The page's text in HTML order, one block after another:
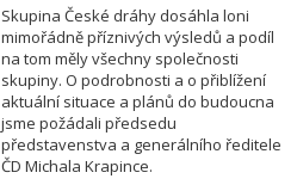
Skupina České dráhy dosáhla loni
mimořádně příznivých výsledů a podíl
na tom měly všechny společnosti
skupiny. O podrobnosti a o přiblížení
aktuální situace a plánů do budoucna
jsme požádali předsedu
představenstva a generálního ředitele
ČD Michala Krapince.